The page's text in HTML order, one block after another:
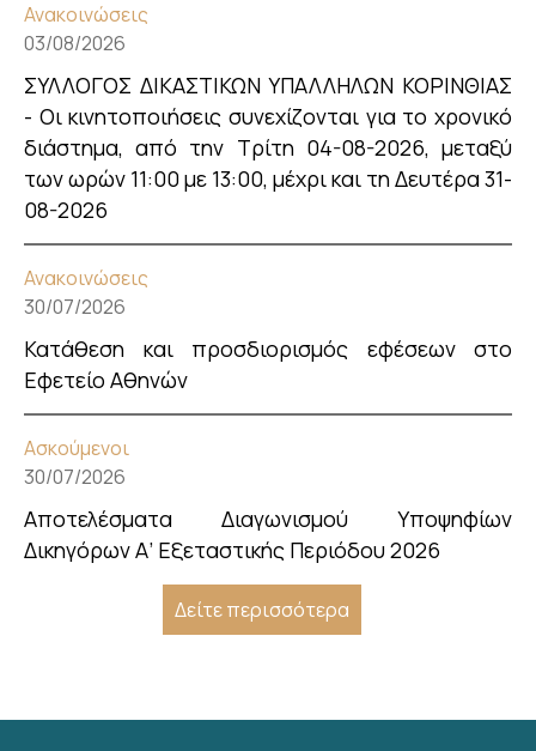
Ανακοινώσεις
03/08/2026
ΣΥΛΛΟΓΟΣ ΔΙΚΑΣΤΙΚΩΝ ΥΠΑΛΛΗΛΩΝ ΚΟΡΙΝΘΙΑΣ
- Οι κινητοποιήσεις συνεχίζονται για το χρονικό
διάστημα, από την Τρίτη 04-08-2026, μεταξύ
των ωρών 11:00 με 13:00, μέχρι και τη Δευτέρα 31-
08-2026
Ανακοινώσεις
30/07/2026
Κατάθεση και προσδιορισμός εφέσεων στο
Εφετείο Αθηνών
Ασκούμενοι
30/07/2026
Αποτελέσματα Διαγωνισμού Υποψηφίων
Δικηγόρων Α’ Εξεταστικής Περιόδου 2026
Δείτε περισσότερα